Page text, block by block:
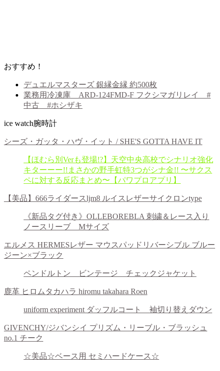
おすすめ！
デュエルマスターズ 銀縁金縁 約500枚
業務用冷凍庫 ARD-124FMD-F フクシマガリレイ #
中古 #ホシザキ
ice watch腕時計
シーズ・ガッタ・ハヴ・イット / SHE'S GOTTA HAVE IT
【ほむら別Verも登場!?】天空中央高校でシナリオ強化
キターーー!!まさかの野手虹特3つがシナ金!! 〜サクス
ペに対する反応まとめ〜【パワプロアプリ】
【美品】666ライダースljm8 ルイスレザーサイクロンtype
《新品タグ付き》OLLEBOREBLA 刺繍＆レース入り
ノースリーブ Mサイズ
エルメス HERMESレザー マウスパッドリバーシブル ブルー
ジーン×ブラック
ペンドルトン ビンテージ チェックジャケット
鹿革 ヒロムタカハラ hiromu takahara Roen
uniform experiment ダッフルコート 袖切り替えダウン
GIVENCHY/ジバンシイ プリズム・リーブル・ブラッシュ
no.1 チーク
☆美品☆ベース用 セミハードケース☆